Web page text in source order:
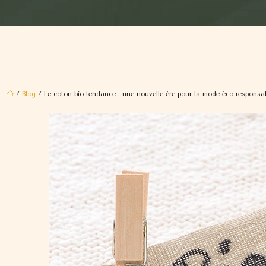
/ Blog / Le coton bio tendance : une nouvelle ère pour la mode éco-